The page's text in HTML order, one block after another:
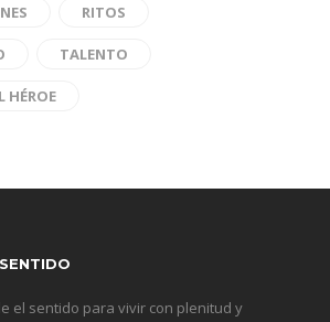
RITOS
TALENTO
HÉROE
el sentido para vivir con plenitud y